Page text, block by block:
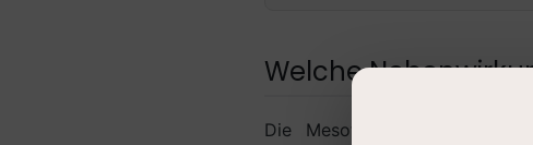
Welche
Die Mesotherapie gilt als